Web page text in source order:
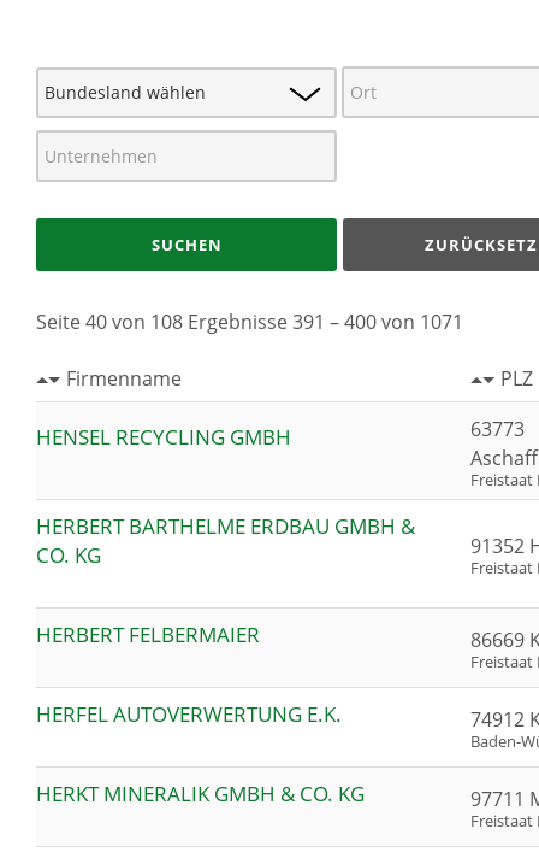
SUCHEN
Seite 40 von 108 Ergebnisse 391 – 400 von 1071
Firmenname
HENSEL RECYCLING GMBH
63773
Freistaat
HERBERT BARTHELME ERDBAU GMBH &
CO. KG
91352
Freistaat
HERBERT FELBERMAIER 86669
Freistaat
HERFEL AUTOVERWERTUNG E.K. 74912
Baden-
HERKT MINERALIK GMBH & CO. KG 97711
Freistaat